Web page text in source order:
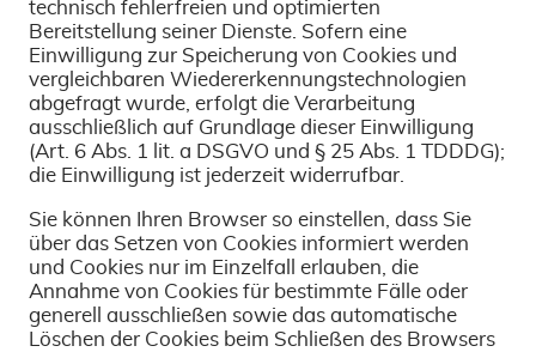
technisch fehlerfreien und optimierten
Bereitstellung seiner Dienste. Sofern eine
Einwilligung zur Speicherung von Cookies und
vergleichbaren Wiedererkennungstechnologien
abgefragt wurde, erfolgt die Verarbeitung
ausschließlich auf Grundlage dieser Einwilligung
(Art. 6 Abs. 1 lit. a DSGVO und § 25 Abs. 1 TDDDG);
die Einwilligung ist jederzeit widerrufbar.
Sie können Ihren Browser so einstellen, dass Sie
über das Setzen von Cookies informiert werden
und Cookies nur im Einzelfall erlauben, die
Annahme von Cookies für bestimmte Fälle oder
generell ausschließen sowie das automatische
Löschen der Cookies beim Schließen des Browsers